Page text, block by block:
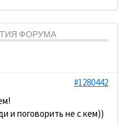
ФОРУМА
#1280442
и поговорить не с кем))